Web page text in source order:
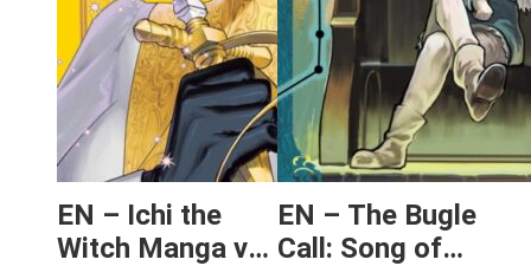
EN – Ichi the
Witch Manga vol
EN – The Bugle
Call: Song of